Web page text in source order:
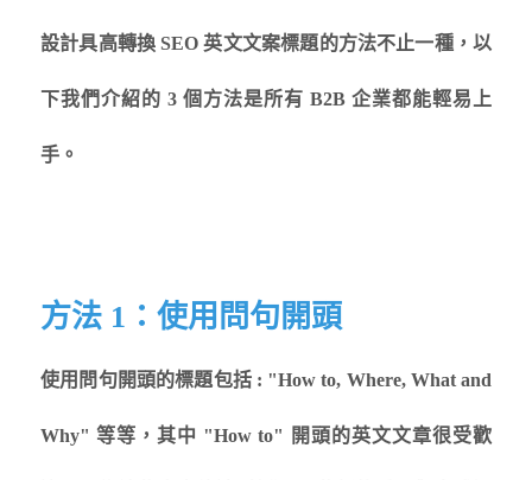
設計具高轉換 SEO 英文文案標題的方法不止一種，以
下我們介紹的 3 個方法是所有 B2B 企業都能輕易上
手。
方法 1：使用問句開頭
使用問句開頭的標題包括 : "How to, Where, What and
Why" 等等，其中 "How to" 開頭的英文文章很受歡